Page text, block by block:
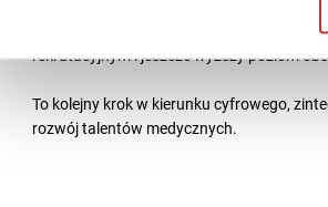
Dla studentów oznacza to łatwiejszy
rekrutacyjnym i jeszcze wyższy poziom
To kolejny krok w kierunku cyfrowego,
rozwój talentów medycznych.